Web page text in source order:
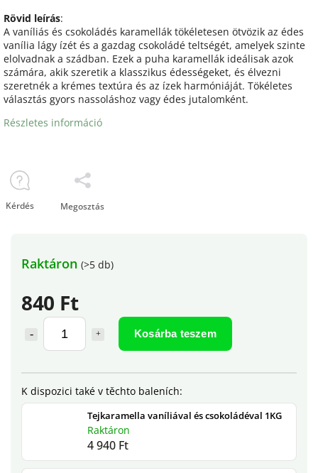
840 Ft
Kosárba teszem
Tejkaramella vaníliával és csokoládéval 1KG
Raktáron
4 940 Ft
Raktáron (>5 db)
Rövid leírás:
A vaníliás és csokoládés karamellák tökéletesen ötvözik az édes
vanília lágy ízét és a gazdag csokoládé teltségét, amelyek szinte
elolvadnak a szádban. Ezek a puha karamellák ideálisak azok
számára, akik szeretik a klasszikus édességeket, és élvezni
szeretnék a krémes textúra és az ízek harmóniáját. Tökéletes
választás gyors nassoláshoz vagy édes jutalomként.
Részletes információ
Kérdés Megosztás